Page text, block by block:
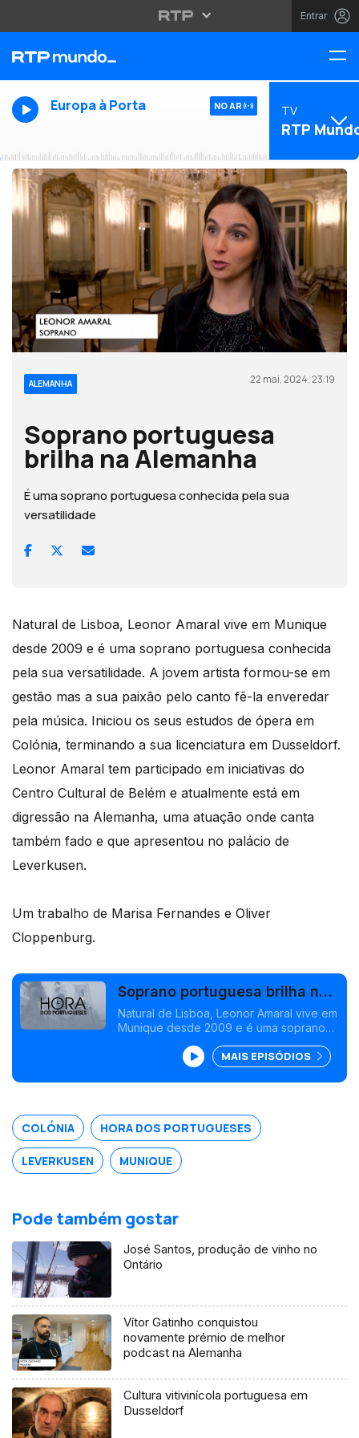
Entrar
Europa à Porta NO AR TV
RTP
ALEMANHA 22 mai, 2024, 23:19
Soprano portuguesa
brilha na Alemanha
É uma soprano portuguesa conhecida pela sua
versatilidade
Natural de Lisboa, Leonor Amaral vive em Munique
desde 2009 e é uma soprano portuguesa conhecida
pela sua versatilidade. A jovem artista formou-se em
gestão mas a sua paixão pelo canto fê-la enveredar
pela música. Iniciou os seus estudos de ópera em
Colónia, terminando a sua licenciatura em Dusseldorf.
Leonor Amaral tem participado em iniciativas do
Centro Cultural de Belém e atualmente está em
digressão na Alemanha, uma atuação onde canta
também fado e que apresentou no palácio de
Leverkusen.
Um trabalho de Marisa Fernandes e Oliver
Cloppenburg.
Soprano portuguesa brilha na
Alemanha
Natural de Lisboa, Leonor Amaral vive em
Munique desde 2009 e é uma soprano
versatilidade. A jovem artista formou-se
em gestão mas a sua paixão pelo canto
fê-la enveredar pela música.
MAIS EPISÓDIOS
COLÓNIA HORA DOS PORTUGUESES
LEVERKUSEN MUNIQUE
Pode também gostar
José Santos, produção de vinho no
Ontário
Vítor Gatinho conquistou
novamente prémio de melhor
podcast na Alemanha
Cultura vitivinícola portuguesa em
Dusseldorf